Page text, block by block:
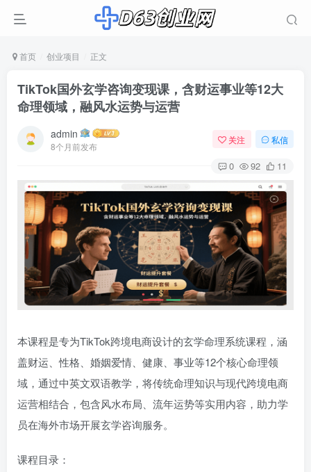
首页 创业项目 正文
TikTok国外玄学咨询变现课，含财运事业等12大
命理领域，融风水运势与运营
admin
8个月前发布
关注 私信
0 92 11
本课程是专为TikTok跨境电商设计的玄学命理系统课程，涵
盖财运、性格、婚姻爱情、健康、事业等12个核心命理领
域，通过中英文双语教学，将传统命理知识与现代跨境电商
运营相结合，包含风水布局、流年运势等实用内容，助力学
员在海外市场开展玄学咨询服务。
课程目录：